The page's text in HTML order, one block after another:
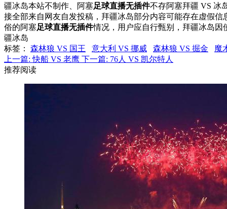
疆冰岛本站不制作、阿塞足球直播无插件不存阿塞拜疆 VS 冰
接全部来自网友自发投稿，拜疆冰岛部分内容可能存在虚假
俗的阿塞足球直播无插件情况，用户应自行甄别，拜疆冰岛
疆冰岛
标签 ： 森林狼 VS 国王 意大利 VS 挪威 森林狼 VS 掘金
魔
上一篇: 快船 VS 老鹰 下一篇: 76人 VS 凯尔特人
推荐阅读